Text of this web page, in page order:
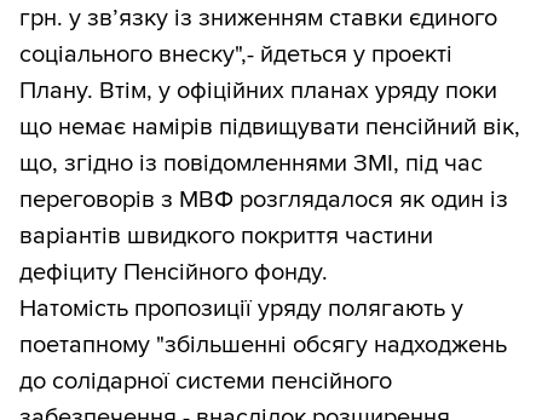
грн. у зв’язку із зниженням ставки єдиного
соціального внеску",- йдеться у проекті
Плану. Втім, у офіційних планах уряду поки
що немає намірів підвищувати пенсійний вік,
що, згідно із повідомленнями ЗМІ, під час
переговорів з МВФ розглядалося як один із
варіантів швидкого покриття частини
дефіциту Пенсійного фонду.
Натомість пропозиції уряду полягають у
поетапному "збільшенні обсягу надходжень
до солідарної системи пенсійного